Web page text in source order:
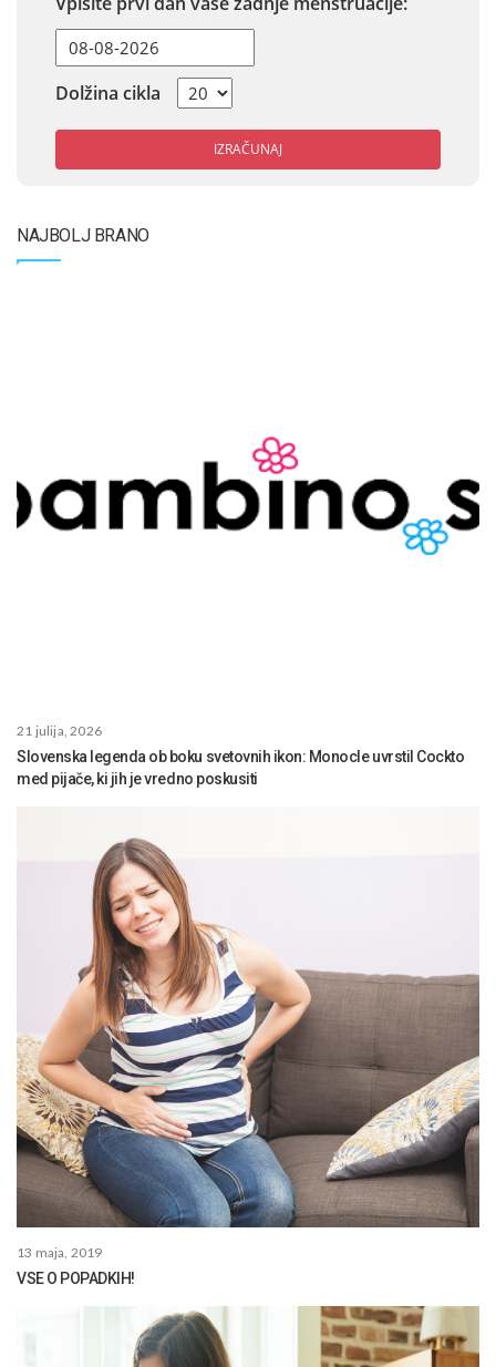
Dolžina cikla
IZRAČUNAJ
NAJBOLJ BRANO
21 julija, 2026
Slovenska legenda ob boku svetovnih ikon: Monocle uvrstil Cockto
med pijače, ki jih je vredno poskusiti
13 maja, 2019
VSE O POPADKIH!